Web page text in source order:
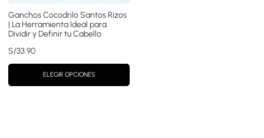
Ganchos Cocodrilo Santos Rizos
| La Herramienta Ideal para
Dividir y Definir tu Cabello
S/33.90
ELEGIR OPCIONES